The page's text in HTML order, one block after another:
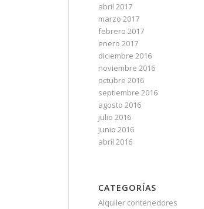
abril 2017
marzo 2017
febrero 2017
enero 2017
diciembre 2016
noviembre 2016
octubre 2016
septiembre 2016
agosto 2016
julio 2016
junio 2016
abril 2016
CATEGORÍAS
Alquiler contenedores